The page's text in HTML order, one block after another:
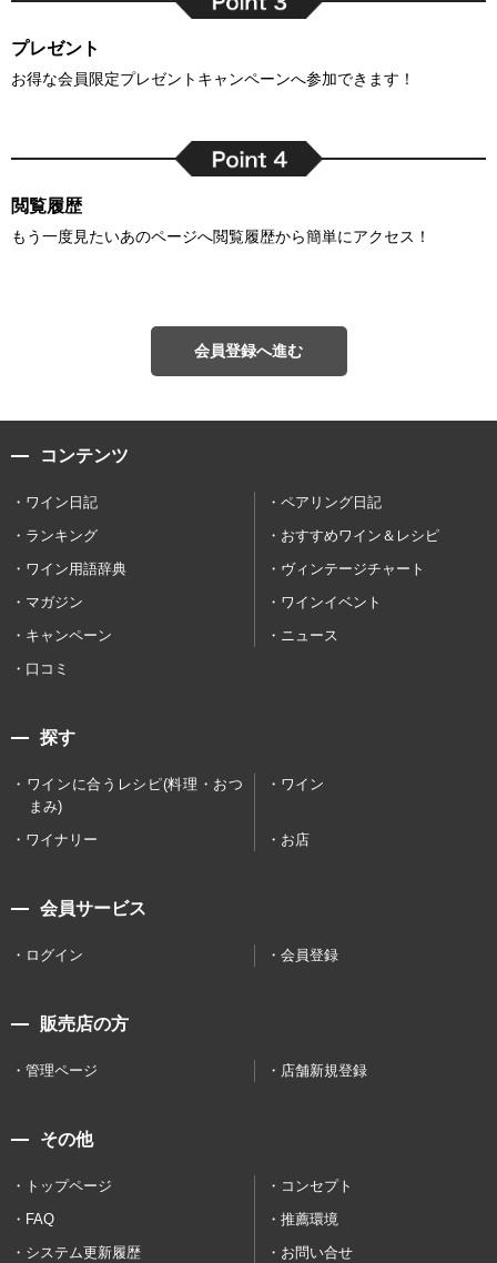
プレゼント
お得な会員限定プレゼントキャンペーンへ参加できます！
閲覧履歴
もう一度見たいあのページへ閲覧履歴から簡単にアクセス！
会員登録へ進む
コンテンツ
ワイン日記
ペアリング日記
ランキング
おすすめワイン＆レシピ
ワイン用語辞典
ヴィンテージチャート
マガジン
ワインイベント
キャンペーン
ニュース
口コミ
探す
ワインに合うレシピ(料理・おつ
まみ)
ワイン
ワイナリー お店
会員サービス
ログイン 会員登録
販売店の方
管理ページ 店舗新規登録
その他
トップページ
コンセプト
FAQ
推薦環境
システム更新履歴
お問い合せ